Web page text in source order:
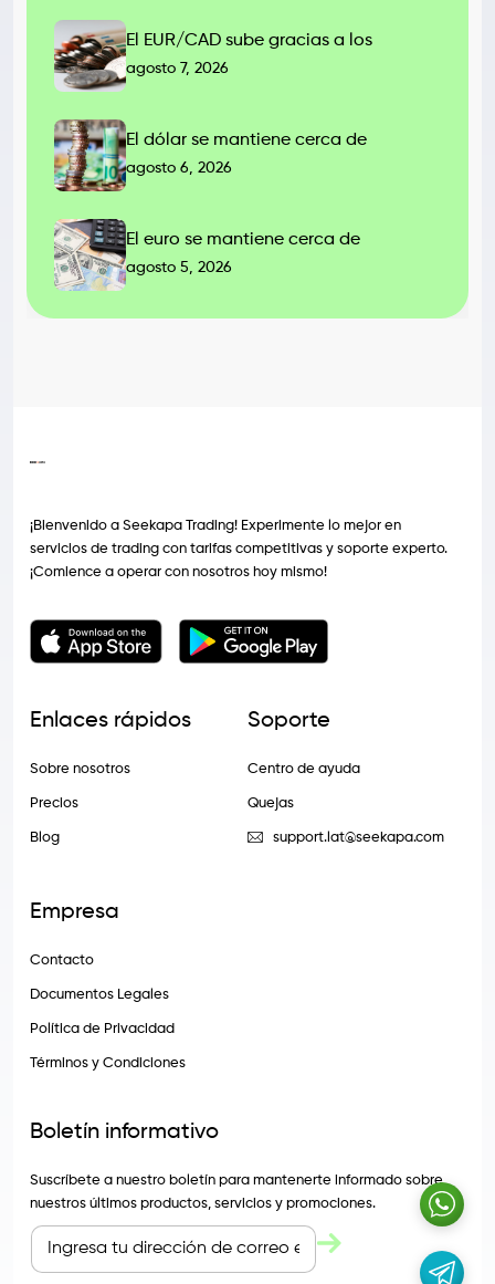
El EUR/CAD sube gracias a los
agosto 7, 2026
El dólar se mantiene cerca de
agosto 6, 2026
El euro se mantiene cerca de
agosto 5, 2026
¡Bienvenido a Seekapa Trading! Experimente lo mejor en
servicios de trading con tarifas competitivas y soporte experto.
¡Comience a operar con nosotros hoy mismo!
Enlaces rápidos
Sobre nosotros
Precios
Blog
Soporte
Centro de ayuda
Quejas
support.lat@seekapa.com
Empresa
Contacto
Documentos Legales
Política de Privacidad
Términos y Condiciones
Boletín informativo
Suscríbete a nuestro boletín para mantenerte informado sobre
nuestros últimos productos, servicios y promociones.